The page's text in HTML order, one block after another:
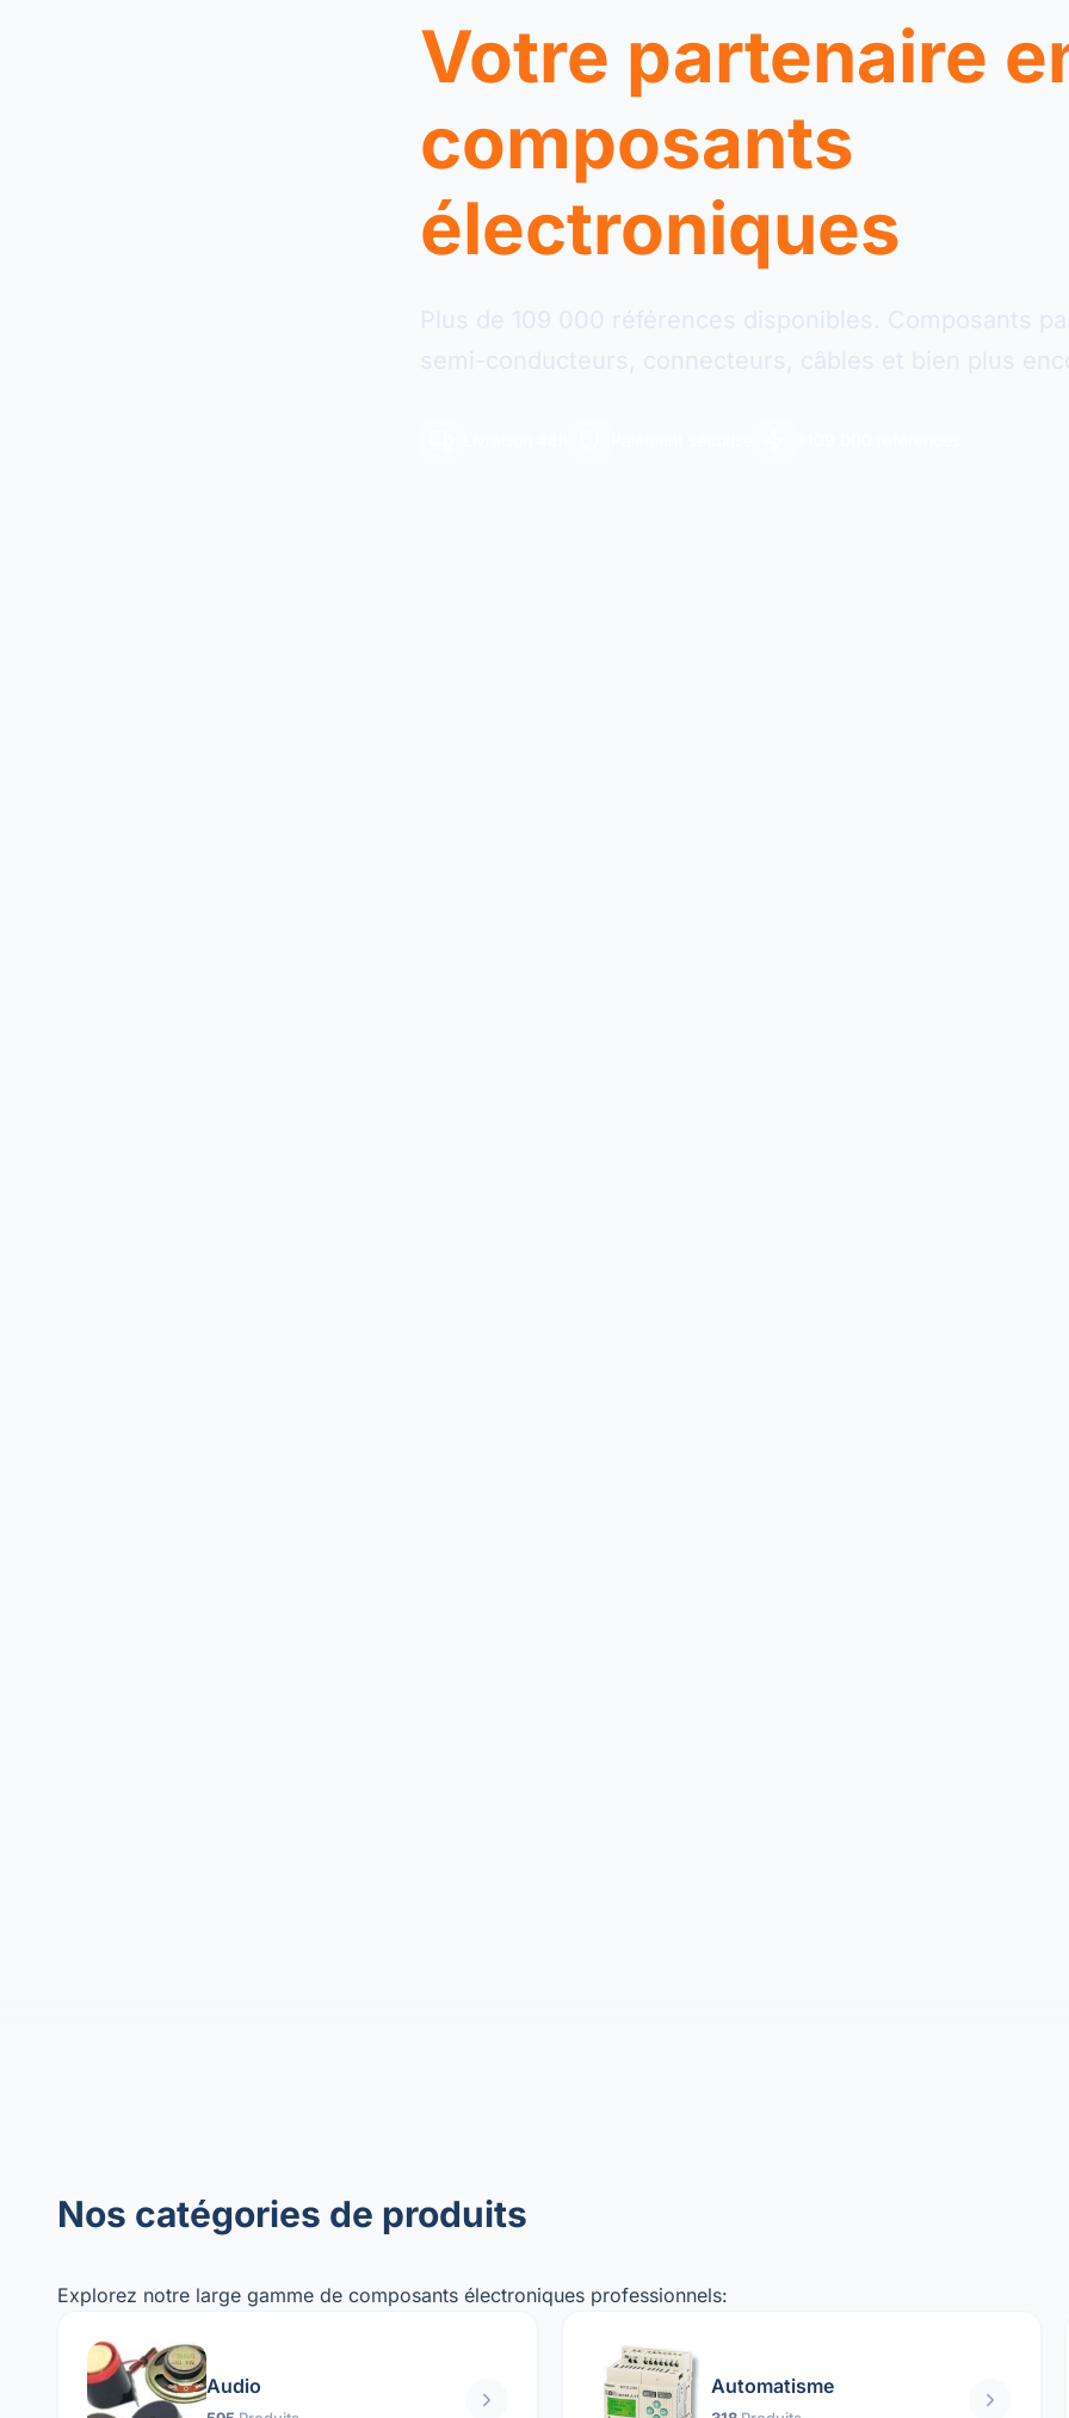
Votre partenaire
composants
électroniques
Nos catégories de produits
Explorez notre large gamme de composants électroniques professionnels:
Audio Automatisme